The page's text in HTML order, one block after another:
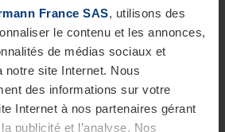
France SAS, utilisons des
le contenu et les annonces,
de médias sociaux et
site Internet. Nous
des informations sur votre
Internet à nos partenaires gérant
publicité et l’analyse. Nos